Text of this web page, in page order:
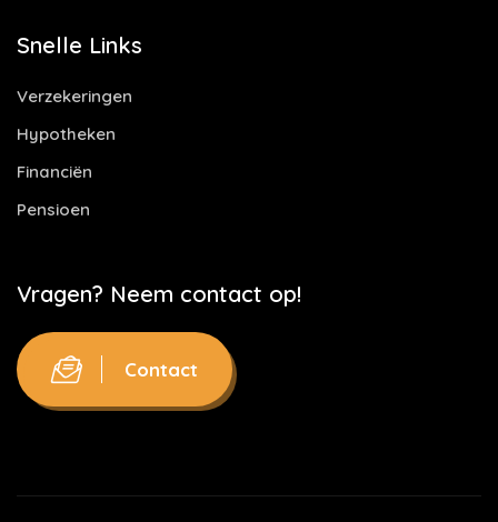
Snelle Links
Verzekeringen
Hypotheken
Financiën
Pensioen
Vragen? Neem contact op!
Contact